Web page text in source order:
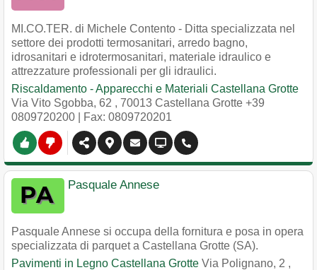
MI.CO.TER. di Michele Contento - Ditta specializzata nel
settore dei prodotti termosanitari, arredo bagno,
idrosanitari e idrotermosanitari, materiale idraulico e
attrezzature professionali per gli idraulici.
Riscaldamento - Apparecchi e Materiali Castellana Grotte
Via Vito Sgobba, 62 , 70013 Castellana Grotte +39
0809720200 | Fax: 0809720201
Pasquale Annese
Pasquale Annese si occupa della fornitura e posa in opera
specializzata di parquet a Castellana Grotte (SA).
Pavimenti in Legno Castellana Grotte Via Polignano, 2 ,